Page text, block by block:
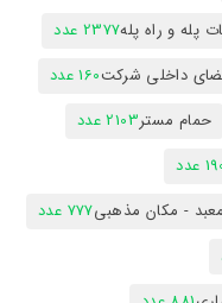
پله و راه پله2377 عدد
داخلی شرکت160 عدد
حمام مستر2103 عدد
عدد
- مکان مذهبی777 عدد